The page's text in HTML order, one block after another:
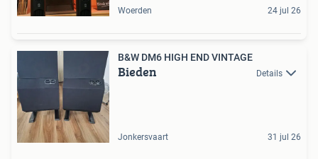
Woerden 24 jul 26
B&W DM6 HIGH END VINTAGE
Bieden Details
Jonkersvaart 31 jul 26